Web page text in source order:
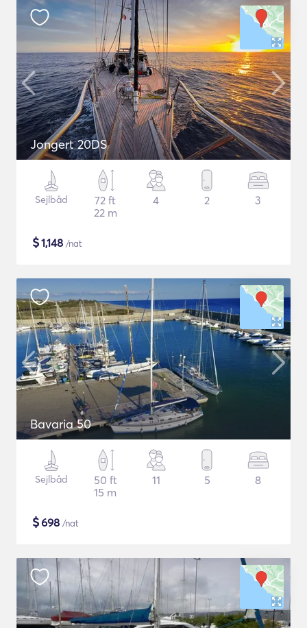
Jongert 20DS
Sejlbåd
72 ft
22 m
4 2 3
$1,148 /nat
Bavaria 50
Sejlbåd
50 ft
15 m
11 5 8
$698 /nat